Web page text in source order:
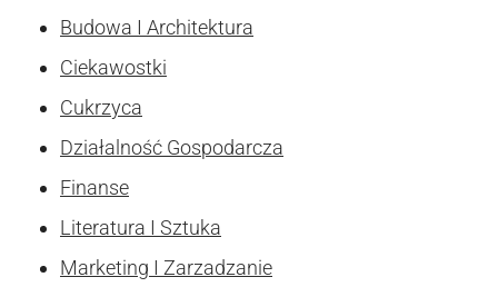
Budowa I Architektura
Ciekawostki
Cukrzyca
Działalność Gospodarcza
Finanse
Literatura I Sztuka
Marketing I Zarzadzanie